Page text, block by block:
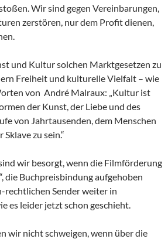
Wir sind gegen Vereinbarungen,
zerstören, nur dem Profit dienen,
und Kultur solchen Marktgesetzen zu
Freiheit und kulturelle Vielfalt – wie
von André Malraux: „Kultur ist
der Kunst, der Liebe und des
von Jahrtausenden, dem Menschen
zu sein.“
wir besorgt, wenn die Filmförderung
die Buchpreisbindung aufgehoben
Sender weiter in
es leider jetzt schon geschieht.
wir nicht schweigen, wenn über die